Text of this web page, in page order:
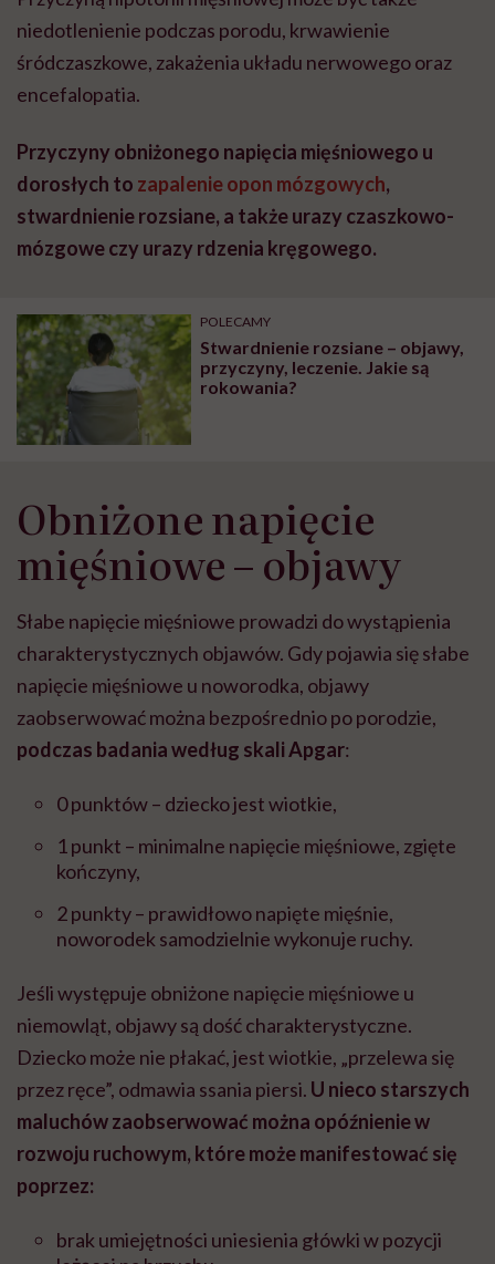
niedotlenienie podczas porodu, krwawienie
śródczaszkowe, zakażenia układu nerwowego oraz
encefalopatia.
Przyczyny obniżonego napięcia mięśniowego u
dorosłych to zapalenie opon mózgowych,
stwardnienie rozsiane, a także urazy czaszkowo-
mózgowe czy urazy rdzenia kręgowego.
POLECAMY
Stwardnienie rozsiane – objawy,
przyczyny, leczenie. Jakie są
rokowania?
Obniżone napięcie
mięśniowe – objawy
Słabe napięcie mięśniowe prowadzi do wystąpienia
charakterystycznych objawów. Gdy pojawia się słabe
napięcie mięśniowe u noworodka, objawy
zaobserwować można bezpośrednio po porodzie,
podczas badania według skali Apgar:
0 punktów – dziecko jest wiotkie,
1 punkt – minimalne napięcie mięśniowe, zgięte
kończyny,
2 punkty – prawidłowo napięte mięśnie,
noworodek samodzielnie wykonuje ruchy.
Jeśli występuje obniżone napięcie mięśniowe u
niemowląt, objawy są dość charakterystyczne.
Dziecko może nie płakać, jest wiotkie, „przelewa się
przez ręce”, odmawia ssania piersi. U nieco starszych
maluchów zaobserwować można opóźnienie w
rozwoju ruchowym, które może manifestować się
poprzez:
brak umiejętności uniesienia główki w pozycji